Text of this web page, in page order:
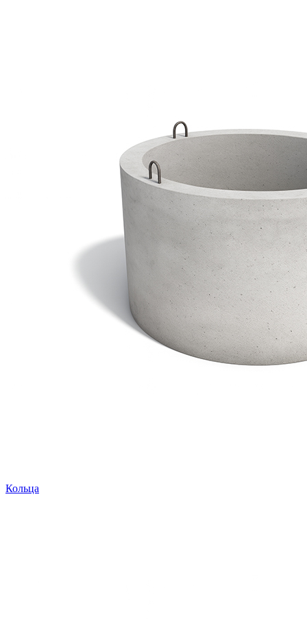
Кольца